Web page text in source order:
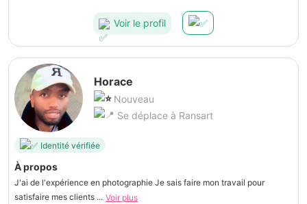
Voir le profil
Horace
Nouveau
Se déplace à Ransart
Identité vérifiée
À propos
J'ai de l'expérience en photographie Je sais faire mon travail pour
satisfaire mes clients ... Voir plus